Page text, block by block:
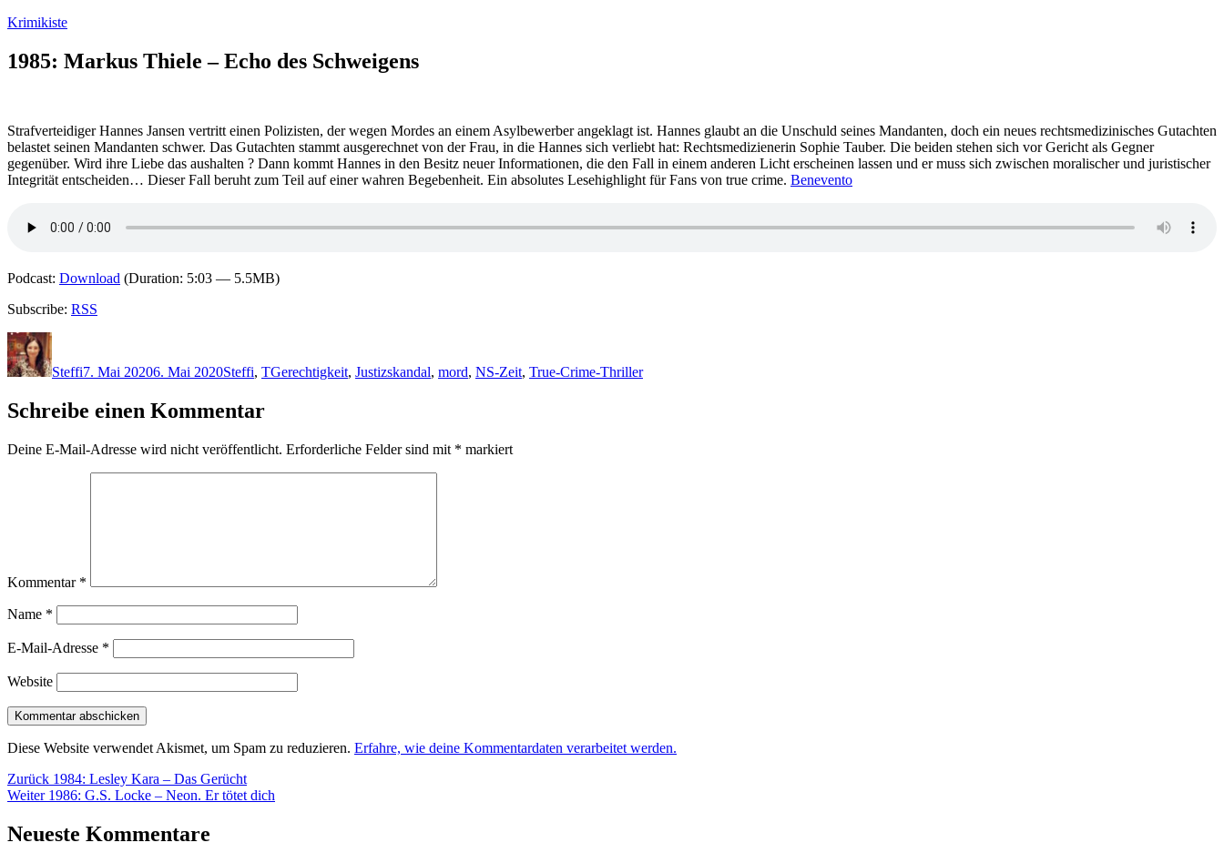
Zum
springen
Krimikiste
1985: Markus Thiele – Echo des Schweigens
Strafverteidiger Hannes Jansen vertritt einen Polizisten, der wegen Mordes an einem Asylbewerber angeklagt ist. Hannes glaubt an die Unschuld seines Mandanten, doch ein neues rechtsmedizinisches Gutachten
belastet seinen Mandanten schwer. Das Gutachten stammt ausgerechnet von der Frau, in die Hannes sich verliebt hat: Rechtsmedizienerin Sophie Tauber. Die beiden stehen sich vor Gericht als Gegner
gegenüber. Wird ihre Liebe das aushalten ? Dann kommt Hannes in den Besitz neuer Informationen, die den Fall in einem anderen Licht erscheinen lassen und er muss sich zwischen moralischer und juristischer
Integrität entscheiden… Dieser Fall beruht zum Teil auf einer wahren Begebenheit. Ein absolutes Lesehighlight für Fans von true crime. Benevento
Podcast: Download (Duration: 5:03 — 5.5MB)
Subscribe: RSS
Autor
Steffi7. Mai 20206. Mai 2020Steffi, TGerechtigkeit, Justizskandal, mord, NS-Zeit, True-Crime-Thriller
Schreibe einen Kommentar
Deine E-Mail-Adresse wird nicht veröffentlicht. Erforderliche Felder sind mit * markiert
Kommentar *
Name *
E-Mail-Adresse *
Website
Diese Website verwendet Akismet, um Spam zu reduzieren. Erfahre, wie deine Kommentardaten verarbeitet werden.
Beitragsnavigation
Zurück Vorheriger
Beitrag:
1984: Lesley Kara – Das Gerücht
Weiter Nächster
1986: G.S. Locke – Neon. Er tötet dich
Neueste Kommentare